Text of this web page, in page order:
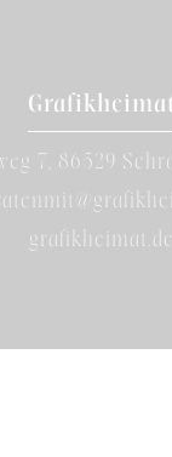
Grafikheimat
7, 86529
grafikheimat.de